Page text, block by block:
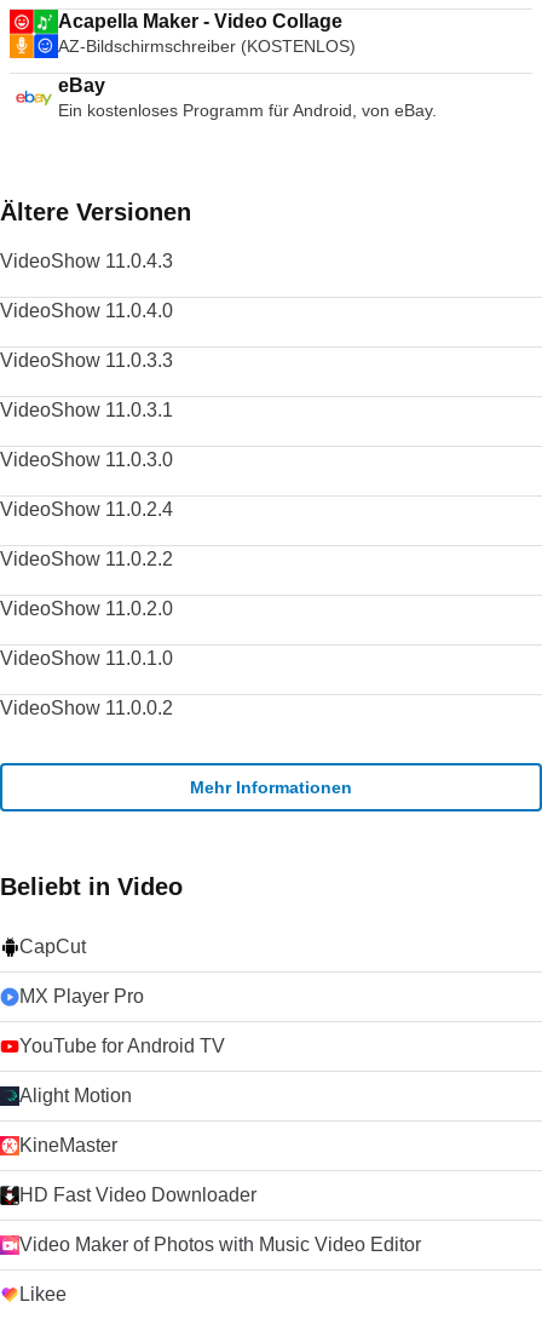
Acapella Maker - Video Collage
AZ-Bildschirmschreiber (KOSTENLOS)
eBay
Ein kostenloses Programm für Android, von eBay.
Ältere Versionen
VideoShow 11.0.4.3
VideoShow 11.0.4.0
VideoShow 11.0.3.3
VideoShow 11.0.3.1
VideoShow 11.0.3.0
VideoShow 11.0.2.4
VideoShow 11.0.2.2
VideoShow 11.0.2.0
VideoShow 11.0.1.0
VideoShow 11.0.0.2
Mehr Informationen
Beliebt in Video
CapCut
MX Player Pro
YouTube for Android TV
Alight Motion
KineMaster
HD Fast Video Downloader
Video Maker of Photos with Music Video Editor
Likee